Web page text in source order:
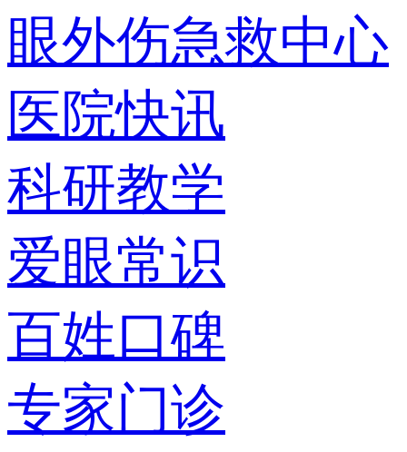
眼外伤急救中心
医院快讯
科研教学
爱眼常识
百姓口碑
专家门诊